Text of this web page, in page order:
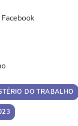
DO TRABALHO